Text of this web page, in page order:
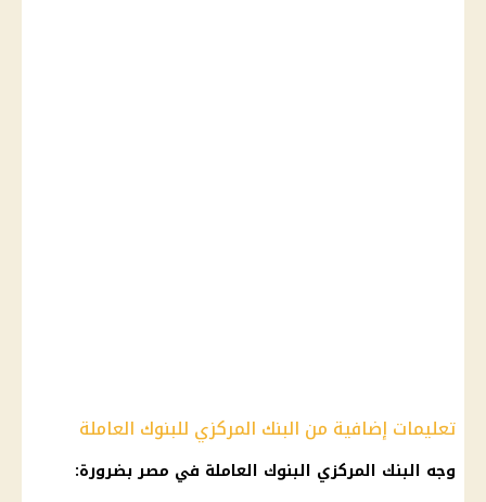
تعليمات إضافية من البنك المركزي للبنوك العاملة
وجه البنك المركزي البنوك العاملة في مصر بضرورة: